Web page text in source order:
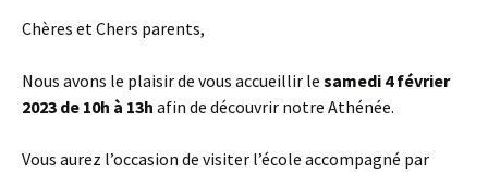
Chères et Chers parents,
Nous avons le plaisir de vous accueillir le samedi 4 février
2023 de 10h à 13h afin de découvrir notre Athénée.
Vous aurez l’occasion de visiter l’école accompagné par